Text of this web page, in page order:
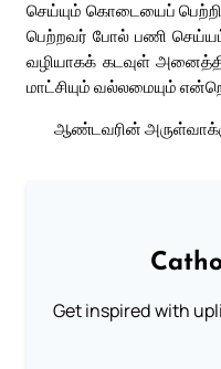
செய்யும் கொடையைப்
பெற்றவர் போல் பணி
வழியாகக் கடவுள்
மாட்சியும் வல்லமையும்
ஆண்டவரின்
Get inspired with